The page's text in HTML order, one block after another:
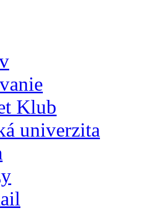
Klub
univerzita